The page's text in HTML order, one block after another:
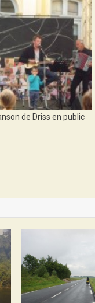
de Driss en public